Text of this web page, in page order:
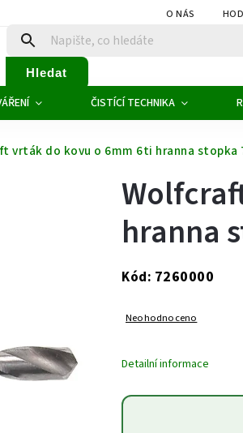
O NÁS
Hledat
ČISTÍCÍ TECHNIKA
vrták do kovu o 6mm 6ti hranna stopka
hranna
Kód: 7260000
Neohodnoceno
Detailní informace